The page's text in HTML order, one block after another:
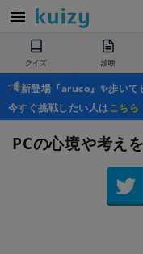
クイズ 診断
新登場『aruco』✨歩いて
今すぐ挑戦したい人はこちら
PCの心境や考えを